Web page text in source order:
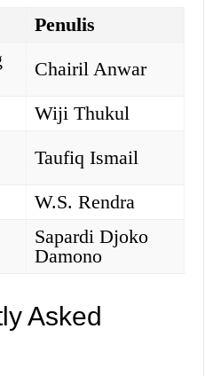
Penulis
Chairil Anwar
Wiji Thukul
Taufiq Ismail
W.S. Rendra
Sapardi Djoko
Damono
Asked